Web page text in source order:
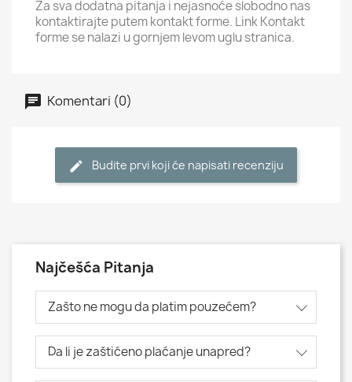
Za sva dodatna pitanja i nejasnoće slobodno nas
kontaktirajte putem kontakt forme. Link Kontakt
forme se nalazi u gornjem levom uglu stranica.
Komentari (0)
Budite prvi koji će napisati recenziju
Najčešća Pitanja
Zašto ne mogu da platim pouzećem?
Da li je zaštićeno plaćanje unapred?